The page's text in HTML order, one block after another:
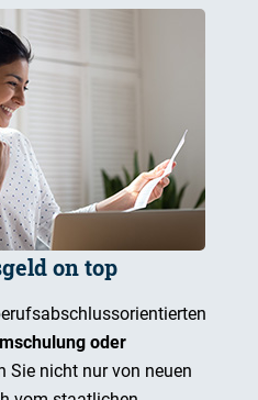
on top
oder
Sie nicht nur von neuen